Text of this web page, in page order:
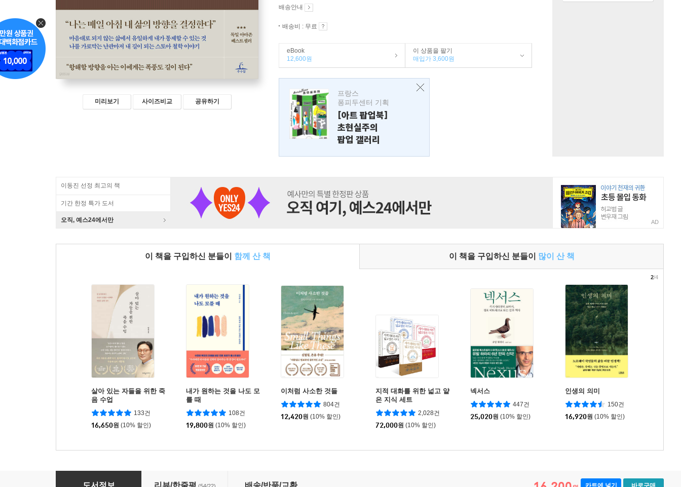
미리보기 사이즈비교 공유하기
배송안내
배송비 : 무료
eBook
12,600원
이 상품을 팔기
매입가 3,600원
프랑스
퐁피두센터 기획
[아트 팝업북]
초현실주의
팝업 갤러리
이동진 선정 최고의 책
기간 한정 특가 도서
오직, 예스24에서만 AD
이 책을 구입하신 분들이 함께 산 책 이 책을 구입하신 분들이 많이 산 책
살아 있는 자들을 위한 죽
음 수업
133건
16,650원 (10% 할인)
내가 원하는 것을 나도 모
를 때
108건
19,800원 (10% 할인)
이처럼 사소한 것들
804건
12,420원 (10% 할인)
지적 대화를 위한 넓고 얕
은 지식 세트
2,028건
72,000원 (10% 할인)
넥서스
447건
25,020원 (10% 할인)
인생의 의미
150건
16,920원 (10% 할인)
2/4
사소한 불행에 인생을 내어주지 마라
도서정보 리뷰/한줄평 배송/반품/교환 카트에 넣기 바로구매